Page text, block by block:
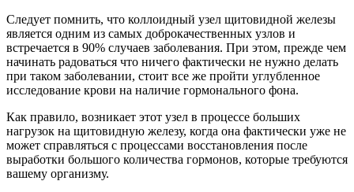
Следует помнить, что коллоидный узел щитовидной железы
является одним из самых доброкачественных узлов и
встречается в 90% случаев заболевания. При этом, прежде чем
начинать радоваться что ничего фактически не нужно делать
при таком заболевании, стоит все же пройти углубленное
исследование крови на наличие гормонального фона.
Как правило, возникает этот узел в процессе больших
нагрузок на щитовидную железу, когда она фактически уже не
может справляться с процессами восстановления после
выработки большого количества гормонов, которые требуются
вашему организму.